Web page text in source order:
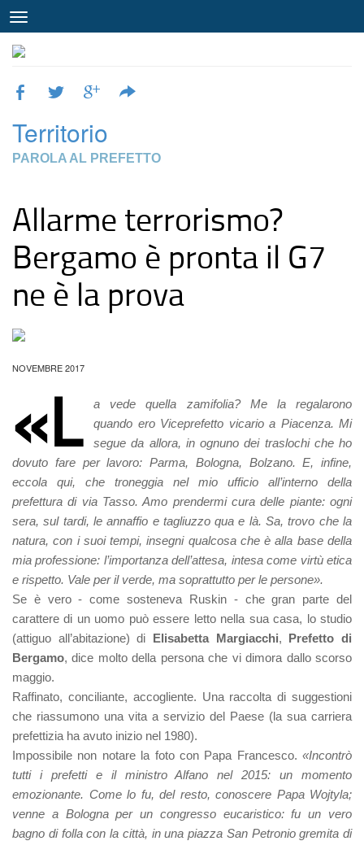
Territorio
PAROLA AL PREFETTO
Allarme terrorismo?
Bergamo è pronta il G7
ne è la prova
NOVEMBRE 2017
«L
a vede quella zamifolia? Me la regalarono
quando ero Viceprefetto vicario a Piacenza. Mi
segue da allora, in ognuno dei traslochi che ho
dovuto fare per lavoro: Parma, Bologna, Bolzano. E, infine,
eccola qui, che troneggia nel mio ufficio all’interno della
prefettura di via Tasso. Amo prendermi cura delle piante: ogni
sera, sul tardi, le annaffio e tagliuzzo qua e là. Sa, trovo che la
natura, con i suoi tempi, insegni qualcosa che è alla base della
mia professione: l’importanza dell’attesa, intesa come virtù etica
e rispetto. Vale per il verde, ma soprattutto per le persone».
Se è vero - come sosteneva Ruskin - che gran parte del
carattere di un uomo può essere letto nella sua casa, lo studio
(attiguo all’abitazione) di Elisabetta Margiacchi, Prefetto di
Bergamo, dice molto della persona che vi dimora dallo scorso
maggio.
Raffinato, conciliante, accogliente. Una raccolta di suggestioni
che riassumono una vita a servizio del Paese (la sua carriera
prefettizia ha avuto inizio nel 1980).
Impossibile non notare la foto con Papa Francesco. «Incontrò
tutti i prefetti e il ministro Alfano nel 2015: un momento
emozionante. Come lo fu, del resto, conoscere Papa Wojtyla;
venne a Bologna per un congresso eucaristico: fu un vero
bagno di folla con la città, in una piazza San Petronio gremita di